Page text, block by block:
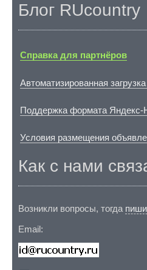
Блог RUcountry
Справка для партнёров
Автоматизированная
Поддержка формата Яндекс-
Условия размещения
Как с нами
Возникли вопросы, тогда
Email: